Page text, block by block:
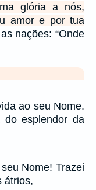
glória a nós,
amor e por tua
nações: “Onde
ao seu Nome.
do esplendor da
Nome! Trazei
átrios,